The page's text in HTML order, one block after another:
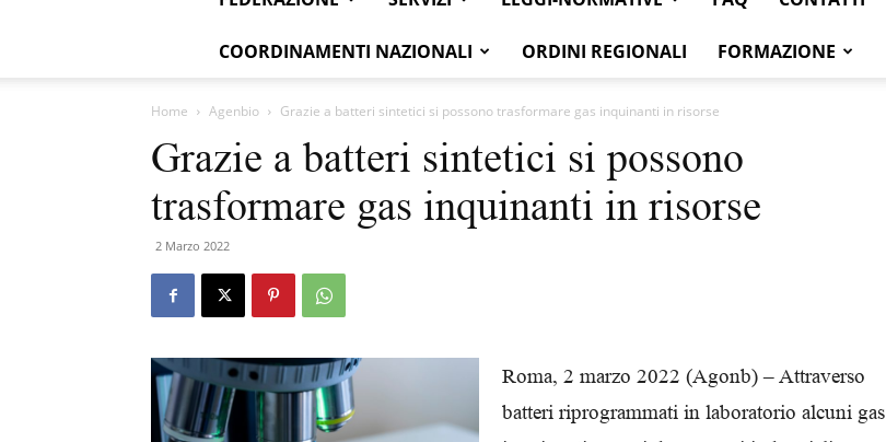
Federazione
COORDINAMENTI NAZIONALI ORDINI REGIONALI FORMAZIONE
Home Agenbio Grazie a batteri sintetici si possono trasformare gas inquinanti in risorse
Grazie a batteri sintetici si possono
trasformare gas inquinanti in risorse
2 Marzo 2022
Roma, 2 marzo 2022 (Agonb) – Attraverso
batteri riprogrammati in laboratorio alcuni gas